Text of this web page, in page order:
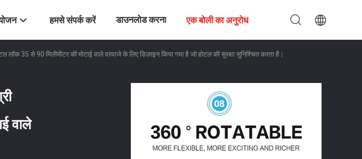
हमसे संपर्क करें डाउनलोड करना एक बोली का अनुरोध
लॉक 35 से 90 मिलीमीटर की मोटाई वाले दरवाजे के लिए डिज़ाइन किया गया है जो होटल की सुरक्षा सुनिश्चित करता है।
वाले